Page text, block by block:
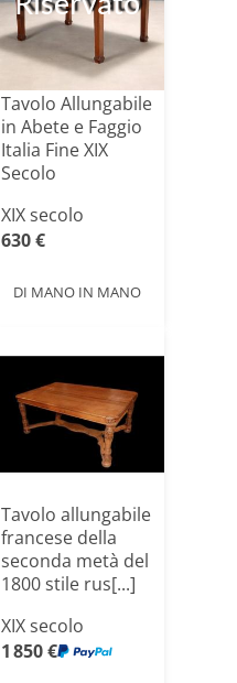
Tavolo Allungabile
in Abete e Faggio
Italia Fine XIX
Secolo
XIX secolo
630 €
DI MANO IN MANO
Tavolo allungabile
francese della
seconda metà del
1800 stile rus[...]
XIX secolo
1 850 €